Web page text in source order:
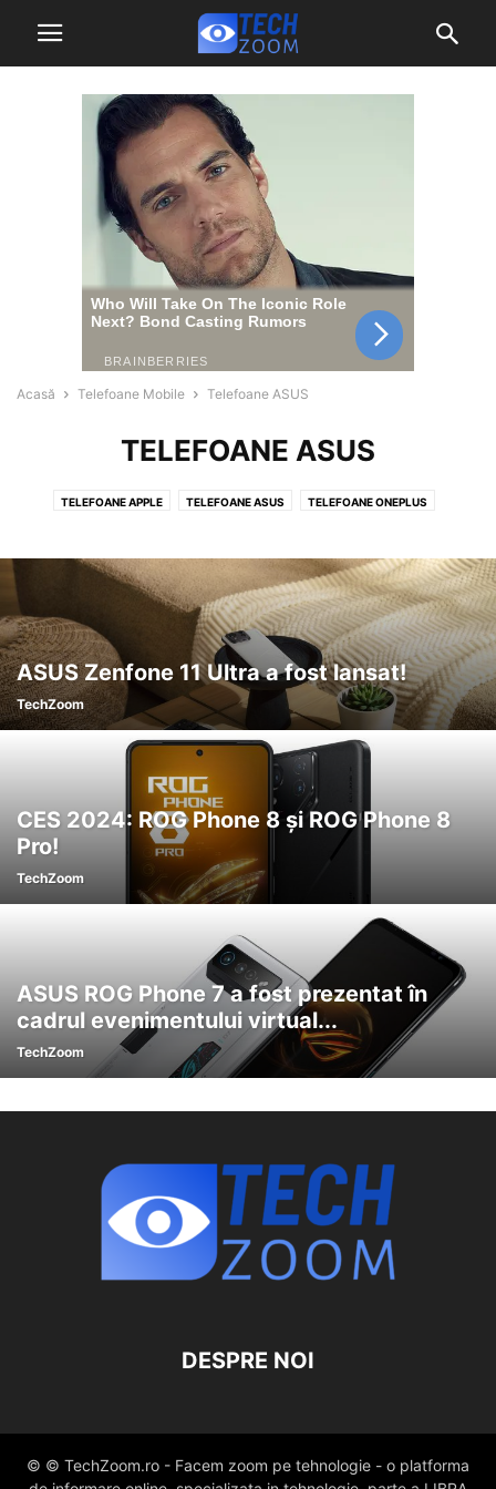
Acasă Telefoane Mobile Telefoane ASUS
TELEFOANE ASUS
TELEFOANE APPLE TELEFOANE ASUS TELEFOANE ONEPLUS
TELEFOANE TCL TELEFON XIAOMI
ASUS Zenfone 11 Ultra a fost lansat!
TechZoom
CES 2024: ROG Phone 8 și ROG Phone 8
Pro!
TechZoom
ASUS ROG Phone 7 a fost prezentat în
cadrul evenimentului virtual...
TechZoom
DESPRE NOI
© © TechZoom.ro - Facem zoom pe tehnologie - o platforma